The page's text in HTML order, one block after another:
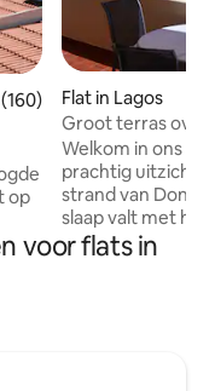
beoordeling van
op
Flat in Lagos
Groot terras over
(zwembad/WIFI/
Welkom in ons
prachtig uitzicht
strand van Dona Ana. Als je
slaap valt met het
op het strand en
fantastische
voor flats in